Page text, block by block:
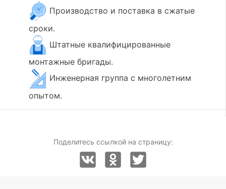
Производство и поставка в сжатые
сроки.
Штатные квалифицированные
монтажные бригады.
Инженерная группа с многолетним
опытом.
Поделитесь ссылкой на страницу: